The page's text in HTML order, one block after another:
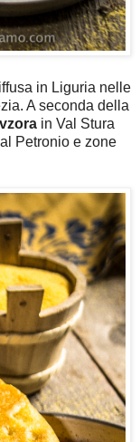
in Liguria nelle
A seconda della
in Val Stura
Petronio e zone